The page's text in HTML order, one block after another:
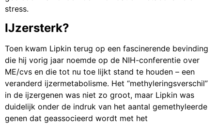
stress.
IJzersterk?
Toen kwam Lipkin terug op een fascinerende bevinding
die hij vorig jaar noemde op de NIH-conferentie over
ME/cvs en die tot nu toe lijkt stand te houden – een
veranderd ijzermetabolisme. Het “methyleringsverschil”
in de ijzergenen was niet zo groot, maar Lipkin was
duidelijk onder de indruk van het aantal gemethyleerde
genen dat geassocieerd wordt met het